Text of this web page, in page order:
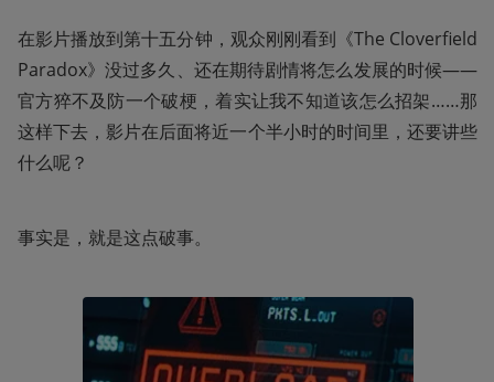
在影片播放到第十五分钟，观众刚刚看到《The Cloverfield
Paradox》没过多久、还在期待剧情将怎么发展的时候——
官方猝不及防一个破梗，着实让我不知道该怎么招架……那
这样下去，影片在后面将近一个半小时的时间里，还要讲些
什么呢？
事实是，就是这点破事。